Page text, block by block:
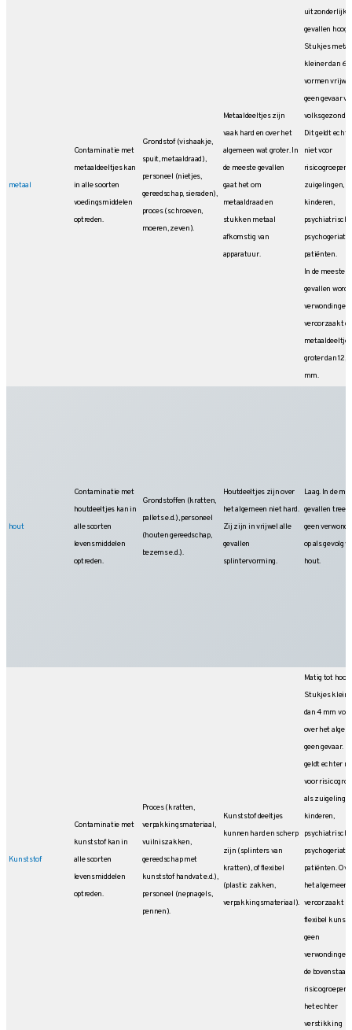
metaal
Contaminatie met
metaaldeeltjes kan
in alle soorten
voedingsmiddelen
optreden.
Grondstof (vishaakje,
spuit, metaaldraad),
personeel (nietjes,
gereedschap, sieraden),
proces (schroeven,
moeren, zeven).
Metaaldeeltjes zijn
vaak hard en over het
algemeen wat groter. In
de meeste gevallen
gaat het om
metaaldraad en
stukken metaal
afkomstig van
apparatuur.
uitzonderlijke
gevallen hoog.
Stukjes
kleiner dan 6
vormen vrijwel
geen gevaar
Dit geldt
niet voor
risicogroepen
zuigelingen,
kinderen,
patiënten.
In de meeste
gevallen
verwondingen
veroorzaakt
metaaldeeltjes
groter dan 12,5
mm.
hout
Contaminatie met
houtdeeltjes kan in
alle soorten
levensmiddelen
optreden.
Grondstoffen (kratten,
pallets e.d.), personeel
(houten gereedschap,
bezems e.d.).
Houtdeeltjes zijn over
het algemeen niet hard.
Zij zijn in vrijwel alle
gevallen
splintervorming.
Laag. In de
gevallen treedt
geen
op als gevolg
hout.
Kunststof
Contaminatie met
kunststof kan in
alle soorten
levensmiddelen
optreden.
Proces (kratten,
verpakkingsmateriaal,
vuilniszakken,
gereedschap met
kunststof handvat e.d.),
personeel (nepnagels,
pennen).
Kunststof deeltjes
kunnen hard en scherp
zijn (splinters van
kratten), of flexibel
(plastic zakken,
verpakkingsmateriaal).
Matig tot hoog.
Stukjes
dan 4 mm
over het
geen gevaar.
geldt echter
voor
als
kinderen,
patiënten.
het algemeen
veroorzaakt
flexibel
geen
de
risicogroepen
het echter
verstikking